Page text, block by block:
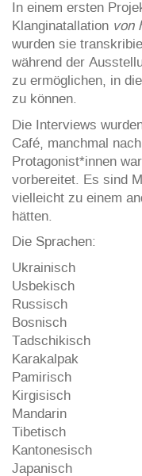
In einem ersten
Klanginatallation von
wurden sie
während der
zu ermöglichen, in
zu können.
Die Interviews
Café, manchmal
Protagonist*innen
vorbereitet. Es sind
vielleicht zu einem
hätten.
Die Sprachen:
Ukrainisch
Usbekisch
Russisch
Bosnisch
Tadschikisch
Karakalpak
Pamirisch
Kirgisisch
Mandarin
Tibetisch
Kantonesisch
Japanisch